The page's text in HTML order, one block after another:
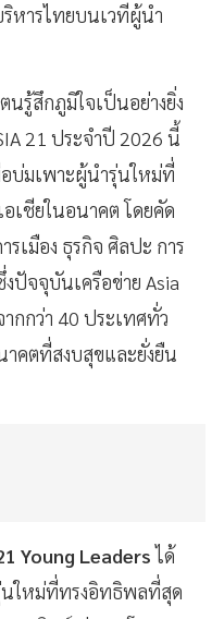
หารไทยบนเวทีผู้นำ
นรู้สึกภูมิใจเป็นอย่างยิ่ง
21 ประจำปี 2026 นี้
อบ่มเพาะผู้นำรุ่นใหม่ที่
เชียในอนาคต โดยคัด
เมือง ธุรกิจ ศิลปะ การ
ปัจจุบันเครือข่าย Asia
กกว่า 40 ประเทศทั่ว
คตที่สงบสุขและยั่งยืน
Young Leadersได้
นใหม่ที่ทรงอิทธิพลที่สุด